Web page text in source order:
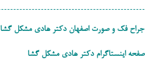
جراح فک و صورت اصفهان دکتر هادی مشکل گشا
صفحه اینستاگرام دکتر هادی مشکل گشا